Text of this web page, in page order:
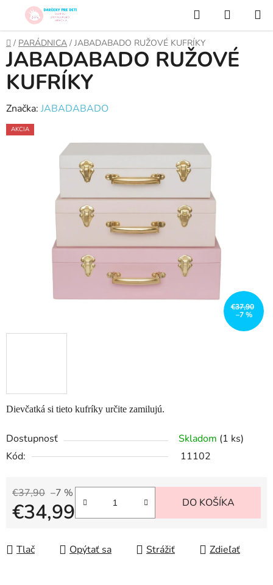
obsah
Hľadať
KOŠÍK
Domov
/ PARÁDNICA / JABADABADO RUŽOVÉ KUFRÍKY
Dievčatká si tieto kufríky určite zamilujú.
Dostupnosť Skladom (1 ks)
Kód:
11102
€37,90 –7 %
€34,99 DO KOŠÍKA
Tlač Opýtať sa Strážiť Zdieľať
JABADABADO RUŽOVÉ
KUFRÍKY
Značka: JABADABADO
AKCIA
€37,90
–7 %